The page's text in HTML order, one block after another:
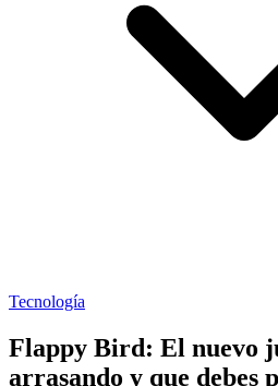
Tecnología
Flappy Bird: El nuevo
arrasando y que debes